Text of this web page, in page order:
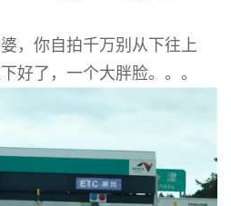
，你自拍千万别从下往上
好了，一个大胖脸。。。